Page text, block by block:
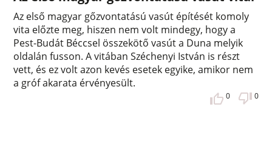
Az első magyar gőzvontatású vasút építését komoly
vita előzte meg, hiszen nem volt mindegy, hogy a
Pest-Budát Béccsel összekötő vasút a Duna melyik
oldalán fusson. A vitában Széchenyi István is részt
vett, és ez volt azon kevés esetek egyike, amikor nem
a gróf akarata érvényesült.
0 0